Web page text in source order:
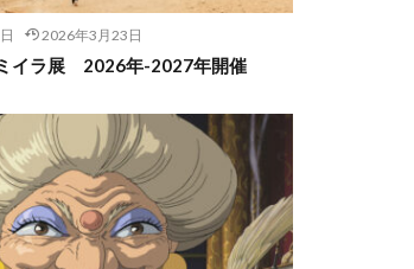
2026年3月23日
イラ展 2026年-2027年開催